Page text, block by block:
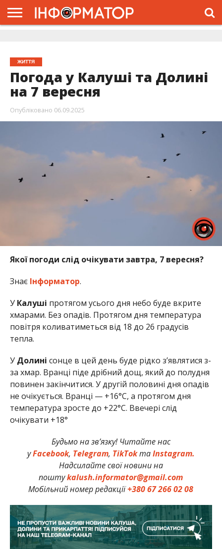
ЖИТТЯ
Погода у Калуші та Долині
на 7 вересня
Опубліковано 06.09.2025
Якої погоди слід очікувати завтра, 7 вересня?
Знає Інформатор.
У Калуші протягом усього дня небо буде вкрите
хмарами. Без опадів. Протягом дня температура
повітря коливатиметься від 18 до 26 градусів
тепла.
У Долині сонце в цей день буде рідко з’являтися з-
за хмар. Вранці піде дрібний дощ, який до полудня
повинен закінчитися. У другій половині дня опадів
не очікується. Вранці — +16°С, а протягом дня
температура зросте до +22°С. Ввечері слід
очікувати +18°
Будьмо на зв’язку! Читайте нас
уFacebook, Telegram, TikTokтаInstagram.
Надсилайте свої новини на
поштуkalush.informator@gmail.com
Мобільний номер редакції+380 67 266 02 08